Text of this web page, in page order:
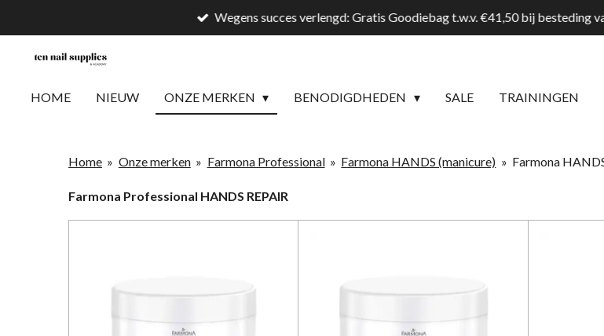
direct
hoofdinhoud
Wegens succes verlengd: Gratis Goodiebag t.w.v. €41,50 bij besteding
HOME NIEUW ONZE MERKEN BENODIGDHEDEN SALE TRAININGEN
Home » Onze merken » Farmona Professional » Farmona HANDS (manicure) » Farmona
Farmona Professional HANDS REPAIR